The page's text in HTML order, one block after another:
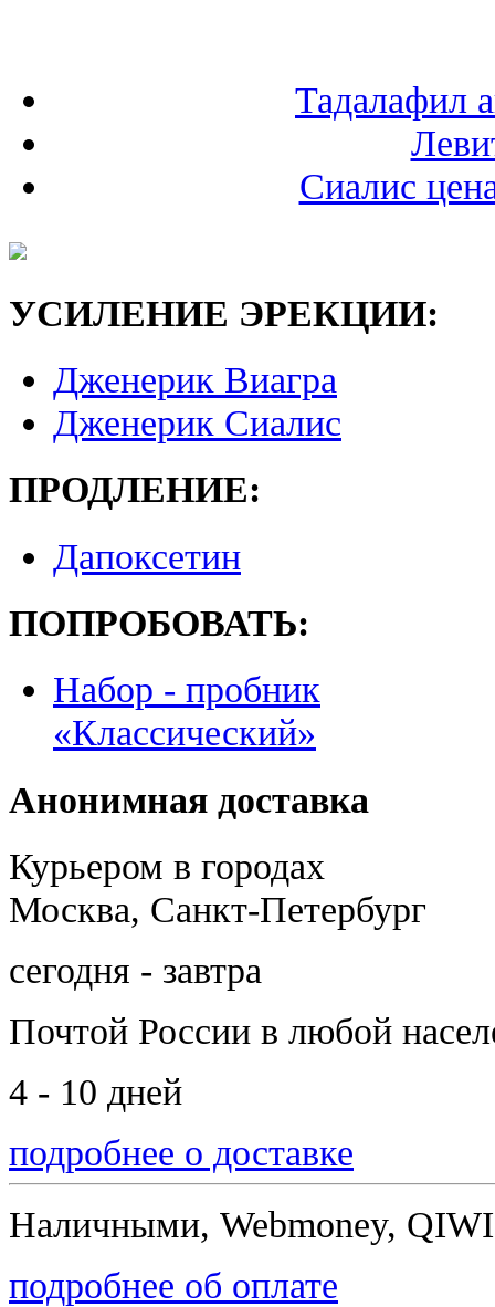
Тадалафил
Сиалис
УСИЛЕНИЕ ЭРЕКЦИИ:
Дженерик Виагра
Дженерик Сиалис
ПРОДЛЕНИЕ:
Дапоксетин
ПОПРОБОВАТЬ:
Набор - пробник
«Классический»
Анонимная доставка
Курьером в городах
Москва, Санкт-Петербург
сегодня - завтра
Почтой России в любой
4 - 10 дней
подробнее о доставке
Наличными, Webmoney,
подробнее об оплате